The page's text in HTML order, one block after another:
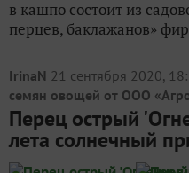
в кашпо состоит из
перцев, баклажанов»
IrinaN 21 сентября 2020,
семян овощей от ООО
Перец острый
лета солнечный